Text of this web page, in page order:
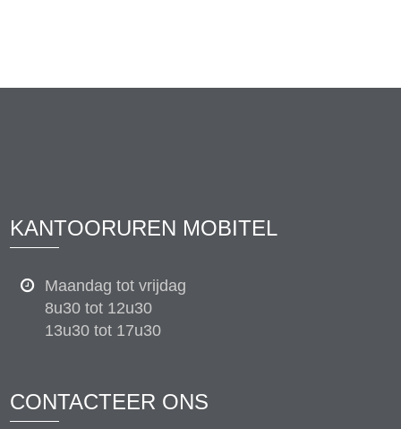
KANTOORUREN MOBITEL
Maandag tot vrijdag
8u30 tot 12u30
13u30 tot 17u30
CONTACTEER ONS